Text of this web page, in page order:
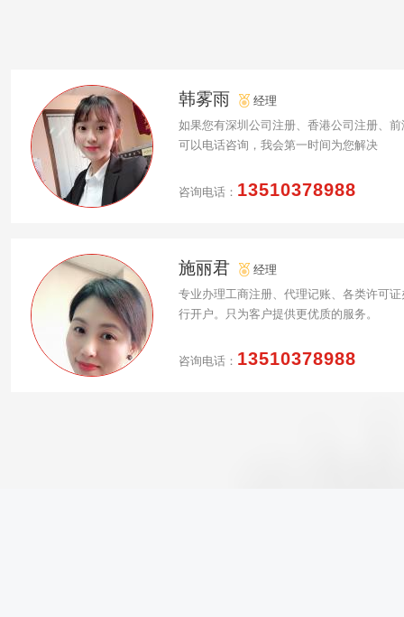
韩雾雨
经理
如果您有深圳公司注册、香港公司注册、
可以电话咨询，我会第一时间为您解决
咨询电话： 13510378988
施丽君
经理
专业办理工商注册、代理记账、各类许可
行开户。只为客户提供更优质的服务。
咨询电话： 13510378988